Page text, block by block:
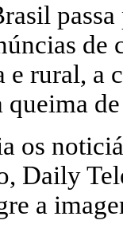
de
rural, a
queima
os
Daily
a